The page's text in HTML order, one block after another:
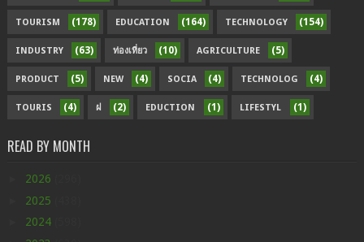
TOURISM (178) EDUCATION (164) TECHNOLOGY (154)
INDUSTRY (63) ท่องเที่ยว (10) AGRICULTURE (5)
PRODUCT (5) NEW (4) SOCIA (4) TECHNOLOG (4)
TOURIS (4) ฝ (2) EDUCTION (1) LIFESTYL (1)
READ BY MONTH
2026
2025
2024